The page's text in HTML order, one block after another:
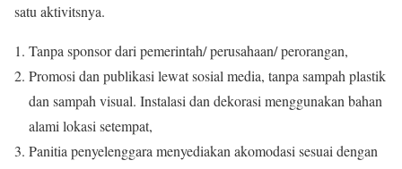
satu aktivitsnya.
Tanpa sponsor dari pemerintah/ perusahaan/ perorangan,
Promosi dan publikasi lewat sosial media, tanpa sampah plastik
dan sampah visual. Instalasi dan dekorasi menggunakan bahan
alami lokasi setempat,
Panitia penyelenggara menyediakan akomodasi sesuai dengan